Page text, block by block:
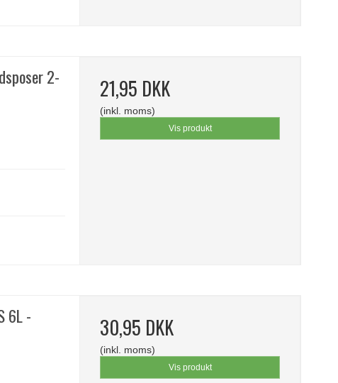
2-
21,95 DKK
(inkl. moms)
Vis produkt
6L -
30,95 DKK
(inkl. moms)
Vis produkt